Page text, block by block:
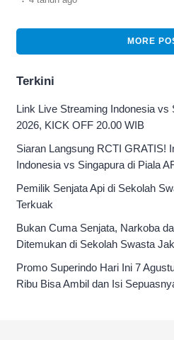
MORE
Terkini
Link Live Streaming Indonesia vs
2026, KICK OFF 20.00 WIB
Siaran Langsung RCTI GRATIS!
Indonesia vs Singapura di Piala
Pemilik Senjata Api di Sekolah
Terkuak
Bukan Cuma Senjata, Narkoba
Ditemukan di Sekolah Swasta
Promo Superindo Hari Ini 7
Ribu Bisa Ambil dan Isi